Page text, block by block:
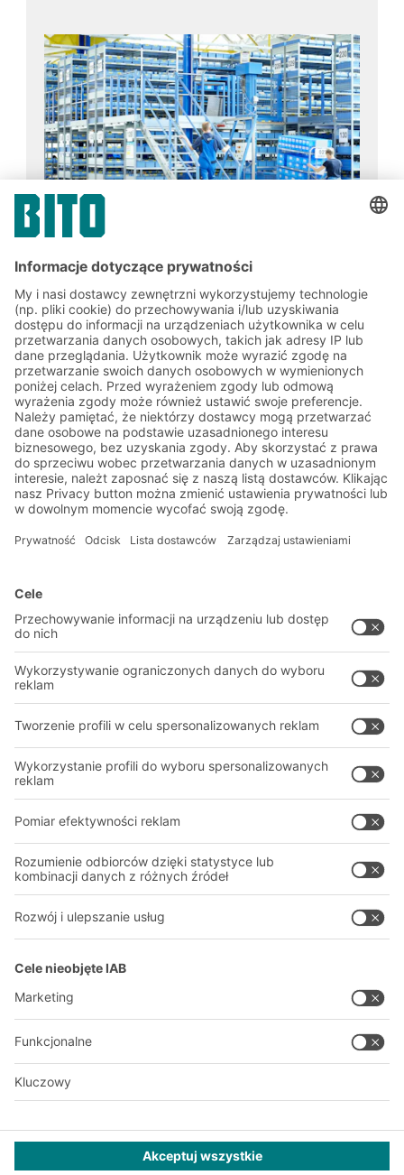
Znajdź swój idealny pojemnik
magazynowy
Zapisz się do newslettera
BITO już teraz:
Aktualności magazynowe i
logistyczne
Ekskluzywne rabaty
Innowacje
Zapisz się do newslettera
Rozwiązania
Rozwiązania intralogistyczne
Systemy pojemników
Systemy regałów
Systemy transportowe
Nasze usługi
PROFESJONALNY MAGAZYN
SYSTEMY MAGAZYNOWE
Pliki do pobrania
Formularz kontaktowy
Firma
O firmie
Nasza globalna sieć
Śledź nas
+48 22 666 22 20
© 2026 BITO-Lagertechnik Bittmann GmbH
Ta oferta jest przeznaczona dla przemysłu, rzemiosła, handlu i
zawodów do użytku w niezależnej, profesjonalnej lub
komercyjnej działalności.